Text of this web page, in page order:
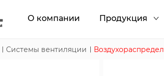
О компании Продукция
Системы вентиляции